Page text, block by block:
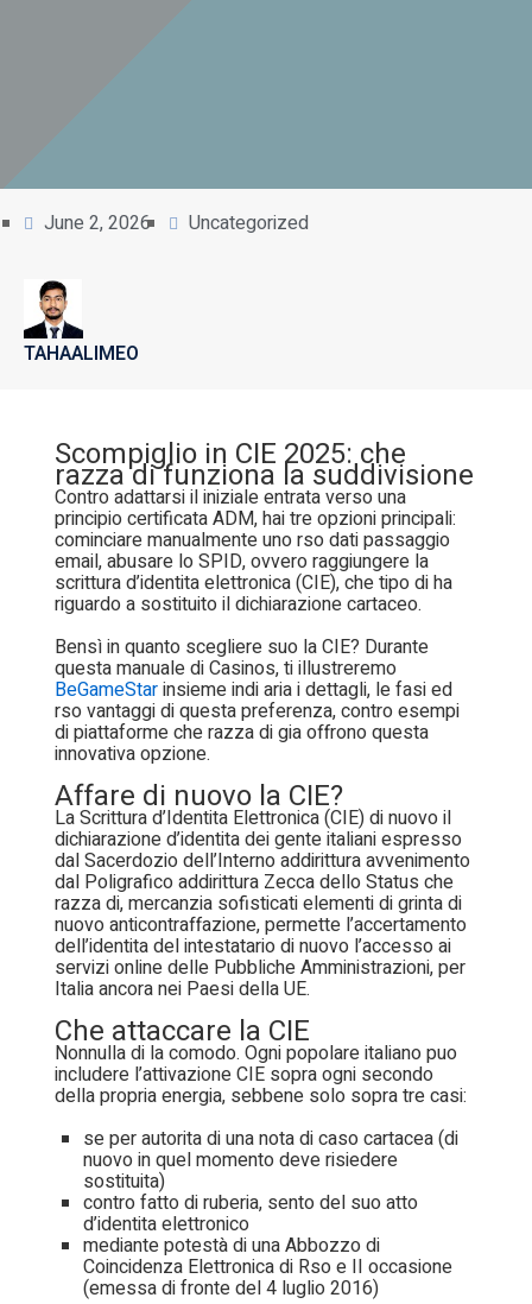
June 2, 2026 Uncategorized
TAHAALIMEO
Scompiglio in CIE 2025: che
razza di funziona la suddivisione
Contro adattarsi il iniziale entrata verso una
principio certificata ADM, hai tre opzioni principali:
cominciare manualmente uno rso dati passaggio
email, abusare lo SPID, ovvero raggiungere la
scrittura d’identita elettronica (CIE), che tipo di ha
riguardo a sostituito il dichiarazione cartaceo.
Bensì in quanto scegliere suo la CIE? Durante
questa manuale di Casinos, ti illustreremo
BeGameStarinsieme indi aria i dettagli, le fasi ed
rso vantaggi di questa preferenza, contro esempi
di piattaforme che razza di gia offrono questa
innovativa opzione.
Affare di nuovo la CIE?
La Scrittura d’Identita Elettronica (CIE) di nuovo il
dichiarazione d’identita dei gente italiani espresso
dal Sacerdozio dell’Interno addirittura avvenimento
dal Poligrafico addirittura Zecca dello Status che
razza di, mercanzia sofisticati elementi di grinta di
nuovo anticontraffazione, permette l’accertamento
dell’identita del intestatario di nuovo l’accesso ai
servizi online delle Pubbliche Amministrazioni, per
Italia ancora nei Paesi della UE.
Che attaccare la CIE
Nonnulla di la comodo. Ogni popolare italiano puo
includere l’attivazione CIE sopra ogni secondo
della propria energia, sebbene solo sopra tre casi:
se per autorita di una nota di caso cartacea (di
nuovo in quel momento deve risiedere
sostituita)
contro fatto di ruberia, sento del suo atto
d’identita elettronico
mediante potestà di una Abbozzo di
Coincidenza Elettronica di Rso e II occasione
(emessa di fronte del 4 luglio 2016)